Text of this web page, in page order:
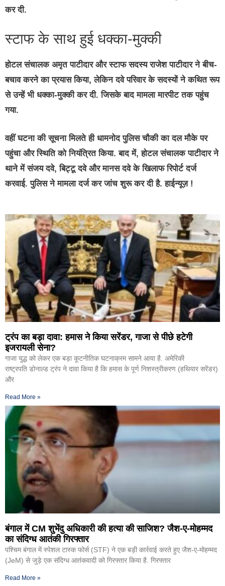
कर दी.
स्टाफ के साथ हुई धक्का-मुक्की
होटल संचालक अमृत पाटीदार और स्टाफ सदस्य राजेश पाटीदार ने बीच-
बचाव करने का प्रयास किया, लेकिन दवे परिवार के सदस्यों ने कथित रूप
से उन्हें भी धक्का-मुक्की कर दी. जिसके बाद मामला मारपीट तक पहुंच
गया.
वहीं घटना की सूचना मिलते ही धामनोद पुलिस चौकी का दल मौके पर
पहुंचा और स्थिति को नियंत्रित किया. बाद में, होटल संचालक पाटीदार ने
थाने में संजय दवे, बिट्टू दवे और मानस दवे के खिलाफ रिपोर्ट दर्ज
करवाई. पुलिस ने मामला दर्ज कर जांच शुरू कर दी है. हाईन्यूज़ !
ट्रंप का बड़ा दावा: हमास ने किया सरेंडर, गाजा से पीछे हटेगी
इजरायली सेना?
गाजा युद्ध को लेकर एक बड़ा कूटनीतिक घटनाक्रम सामने आया है. अमेरिकी
राष्ट्रपति डोनाल्ड ट्रंप ने दावा किया है कि हमास के पूर्ण निशस्त्रीकरण (हथियार सरेंडर)
और
Read More »
बंगाल में CM शुभेंदु अधिकारी की हत्या की साजिश? जैश-ए-मोहम्मद
का संदिग्ध आतंकी गिरफ्तार
पश्चिम बंगाल में स्पेशल टास्क फोर्स (STF) ने एक बड़ी कार्रवाई करते हुए जैश-ए-मोहम्मद
(JeM) से जुड़े एक संदिग्ध आतंकवादी को गिरफ्तार किया है. गिरफ्तार
Read More »